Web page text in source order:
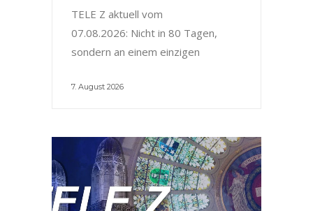
TELE Z aktuell vom
07.08.2026: Nicht in 80 Tagen,
sondern an einem einzigen
7. August 2026